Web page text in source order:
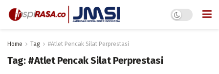
Home Tag #Atlet Pencak Silat Perprestasi
Tag: #Atlet Pencak Silat Perprestasi